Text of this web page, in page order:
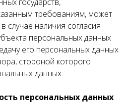
требованиям, может
случае наличия согласия
персональных данных
его персональных данных
стороной которого
данных.
персональных данных